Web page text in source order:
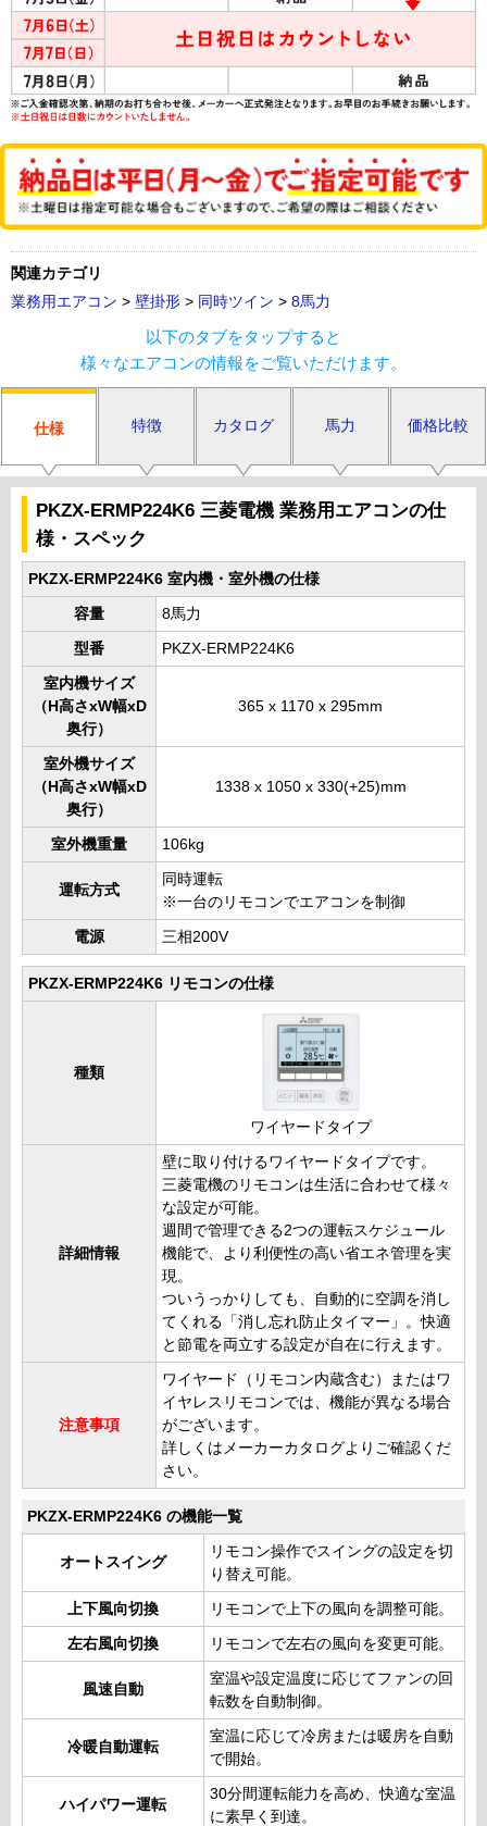
関連カテゴリ
業務用エアコン > 壁掛形 > 同時ツイン > 8馬力
以下のタブをタップすると
様々なエアコンの情報をご覧いただけます。
仕様 特徴 カタログ 馬力 価格比較
PKZX-ERMP224K6 三菱電機 業務用エアコンの仕
様・スペック
PKZX-ERMP224K6 室内機・室外機の仕様
容量 8馬力
型番 PKZX-ERMP224K6
室内機サイズ
（H高さxW幅xD
奥行）
365 x 1170 x 295mm
室外機サイズ
（H高さxW幅xD
奥行）
1338 x 1050 x 330(+25)mm
室外機重量 106kg
運転方式
同時運転
※一台のリモコンでエアコンを制御
電源 三相200V
PKZX-ERMP224K6 リモコンの仕様
種類
ワイヤードタイプ
詳細情報
壁に取り付けるワイヤードタイプです。
三菱電機のリモコンは生活に合わせて様々
な設定が可能。
週間で管理できる2つの運転スケジュール
機能で、より利便性の高い省エネ管理を実
現。
ついうっかりしても、自動的に空調を消し
てくれる「消し忘れ防止タイマー」。快適
と節電を両立する設定が自在に行えます。
注意事項
ワイヤード（リモコン内蔵含む）またはワ
イヤレスリモコンでは、機能が異なる場合
がございます。
詳しくはメーカーカタログよりご確認くだ
さい。
PKZX-ERMP224K6 の機能一覧
オートスイング
リモコン操作でスイングの設定を切
り替え可能。
上下風向切換 リモコンで上下の風向を調整可能。
左右風向切換 リモコンで左右の風向を変更可能。
風速自動
室温や設定温度に応じてファンの回
転数を自動制御。
冷暖自動運転
室温に応じて冷房または暖房を自動
で開始。
ハイパワー運転
30分間運転能力を高め、快適な室温
に素早く到達。